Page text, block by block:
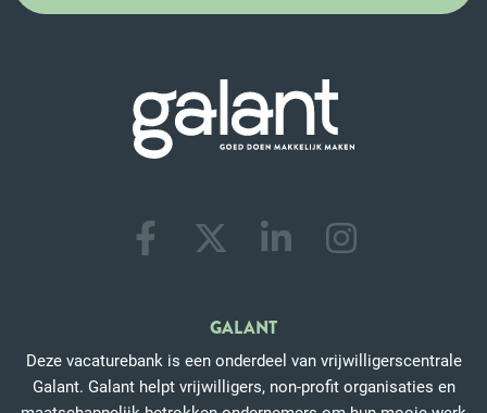
GALANT
Deze vacaturebank is een onderdeel van vrijwilligerscentrale
Galant. Galant helpt vrijwilligers, non-profit organisaties en